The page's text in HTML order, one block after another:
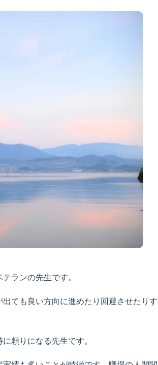
ランの先生です。
ても良い方向に進めたり回避させたりす
頼りになる先生です。